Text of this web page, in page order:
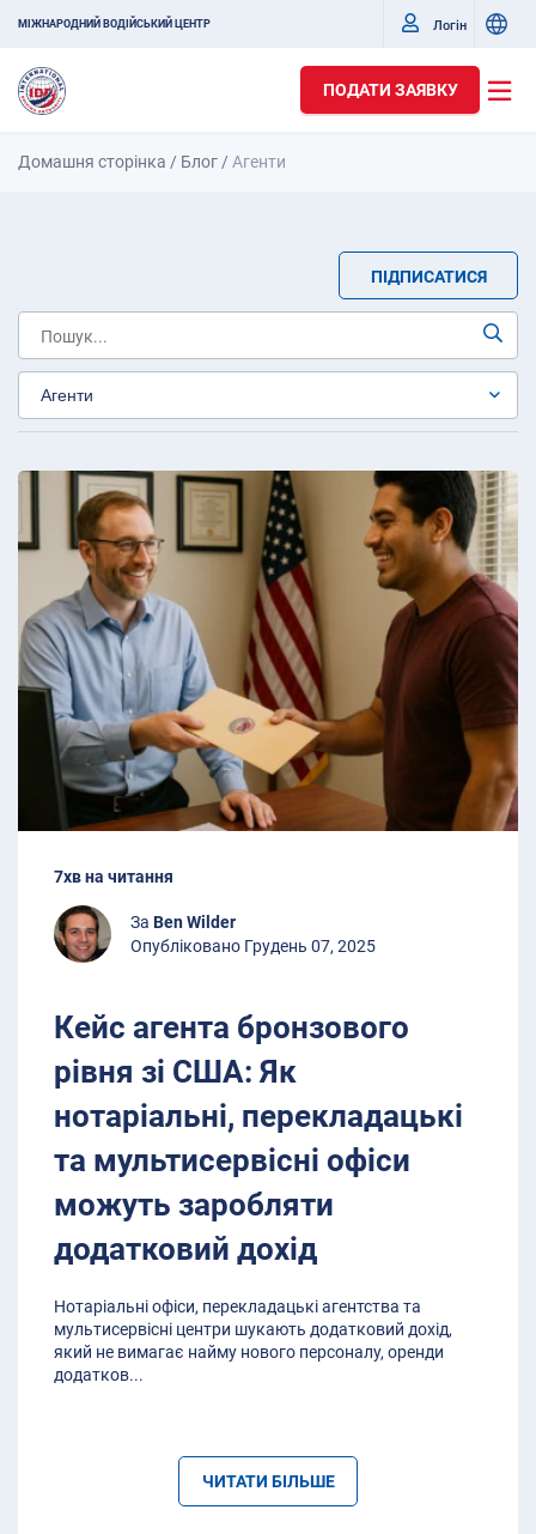
МІЖНАРОДНИЙ ВОДІЙСЬКИЙ ЦЕНТР Логін
ПОДАТИ ЗАЯВКУ
Домашня сторінка / Блог /Агенти
ПІДПИСАТИСЯ
7хв на читання
За Ben Wilder
Опубліковано Грудень 07, 2025
Кейс агента бронзового
рівня зі США: Як
нотаріальні, перекладацькі
та мультисервісні офіси
можуть заробляти
додатковий дохід
Нотаріальні офіси, перекладацькі агентства та
мультисервісні центри шукають додатковий дохід,
який не вимагає найму нового персоналу, оренди
додатков...
ЧИТАТИ БІЛЬШЕ